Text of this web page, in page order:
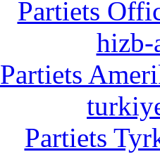
Partiets
hizb-
Partiets
Partiets